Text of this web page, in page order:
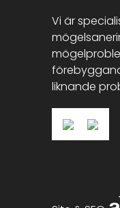
Vi är
liknande